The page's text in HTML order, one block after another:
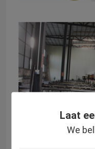
Laat
We